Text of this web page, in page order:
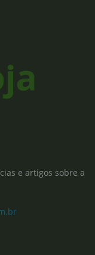
e artigos sobre a